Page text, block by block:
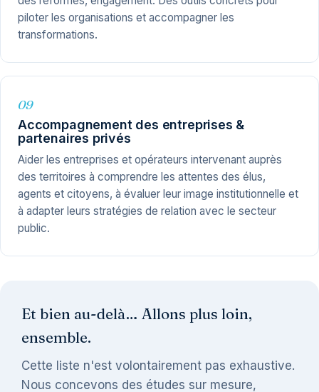
piloter les organisations et accompagner les
transformations.
09
Accompagnement des entreprises &
partenaires privés
Aider les entreprises et opérateurs intervenant auprès
des territoires à comprendre les attentes des élus,
agents et citoyens, à évaluer leur image institutionnelle et
à adapter leurs stratégies de relation avec le secteur
public.
Et bien au-delà… Allons plus loin,
ensemble.
Cette liste n'est volontairement pas exhaustive.
Nous concevons des études sur mesure,